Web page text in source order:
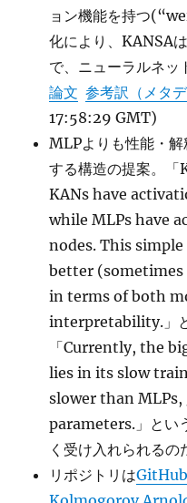
ョン機能を持つ
化により、KANSA
で、ニューラルネッ
論文 参考訳（メタデ
17:58:29 GMT)
MLPよりも性能・
する構造の提案。
KANs have
while MLPs have
nodes. This
better
in terms of both
interpretability.」
「Currently, the
lies in its slow
slower than
parameters.」とい
く受け入れられるの
リポジトリは